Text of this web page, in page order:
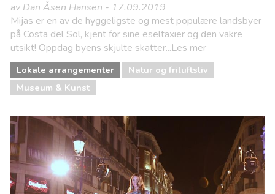
av Dan Åsen Hansen - 17.09.2019
Mijas er en av de hyggeligste og mest populære landsbyer
på Costa del Sol, kjent for sine eseltaxier og den vakre
utsikt! Oppdag byens skjulte skatter...Les mer
Lokale arrangementer
Natur og friluftsliv
Museum & Kunst